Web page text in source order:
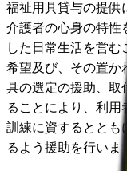
福祉用具貸与の提供
介護者の心身の特性
した日常生活を営む
希望及び、その置か
具の選定の援助、取
ることにより、利
訓練に資するととも
るよう援助を行いま